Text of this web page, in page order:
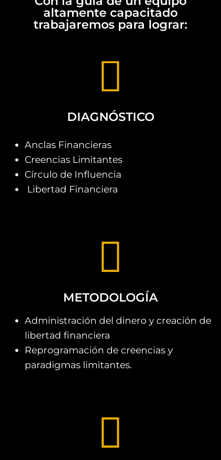
altamente capacitado
trabajaremos para lograr:
DIAGNÓSTICO
Anclas Financieras
Creencias Limitantes
Círculo de Influencia
Libertad Financiera
METODOLOGÍA
Administración del dinero y creación de
libertad financiera
Reprogramación de creencias y
paradigmas limitantes.